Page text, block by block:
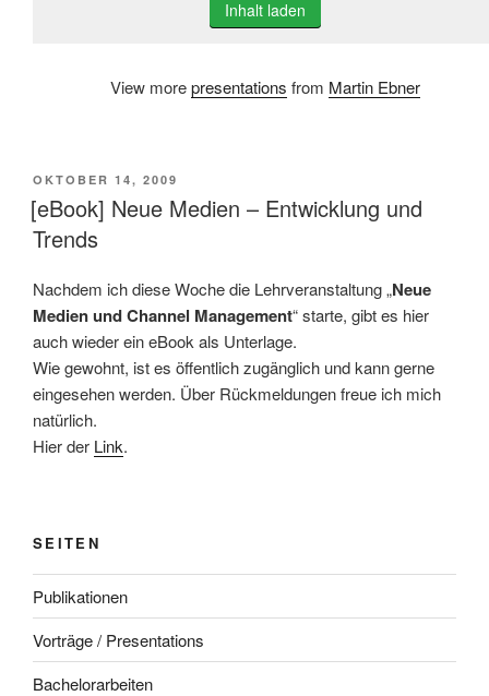
Inhalt laden
View morepresentations from Martin Ebner
VERÖFFENTLICHT
AM
OKTOBER 14, 2009
[eBook] Neue Medien – Entwicklung und
Trends
Nachdem ich diese Woche die Lehrveranstaltung „Neue
Medien und Channel Management“ starte, gibt es hier
auch wieder ein eBook als Unterlage.
Wie gewohnt, ist es öffentlich zugänglich und kann gerne
eingesehen werden. Über Rückmeldungen freue ich mich
natürlich.
Hier der Link.
SEITEN
Publikationen
Vorträge / Presentations
Bachelorarbeiten